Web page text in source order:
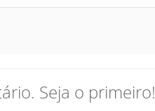
Seja o primeiro!